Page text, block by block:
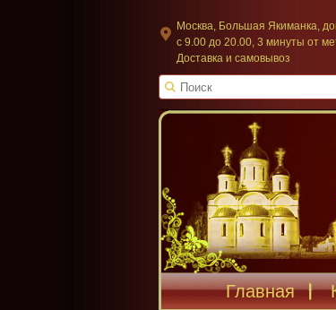
Москва, Большая Якиманка,
c 9.00 до 20.00, 3 минуты от
Доставка и самовывоз
Главная